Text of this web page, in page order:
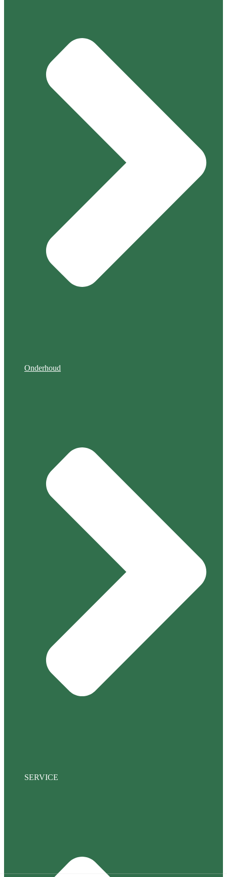
Onderhoud
SERVICE